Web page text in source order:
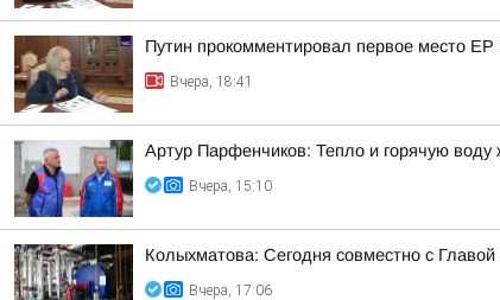
Путин прокомментировал первое место
Вчера, 18:41
Артур Парфенчиков: Тепло и горячую
Вчера, 15:10
Колыхматова: Сегодня совместно с
Вчера, 17:06